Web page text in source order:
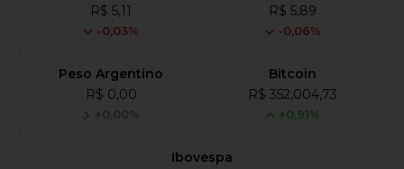
R$ 5,11
-0,03%
R$ 5,89
-0,06%
Peso Argentino
R$ 0,00
+0,00%
Bitcoin
R$ 352,004,73
+0,91%
Ibovespa